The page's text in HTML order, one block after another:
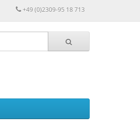
+49 (0)2309-95 18 713